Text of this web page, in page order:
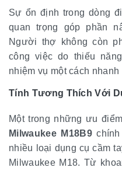
Sự ổn định trong dòng
quan trọng góp phần
Người thợ không còn
công việc do thiếu
nhiệm vụ một cách
Tính Tương Thích Với
Một trong những ưu
Milwaukee M18B9chính
nhiều loại dụng cụ cầm
Milwaukee M18. Từ